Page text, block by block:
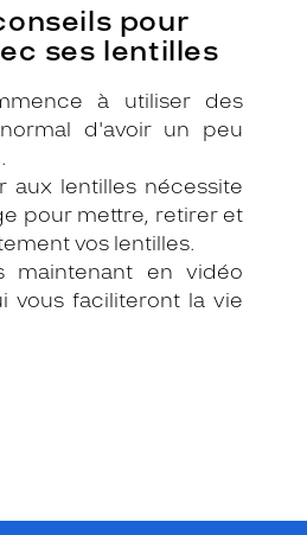
pour
ses lentilles
à utiliser des
d'avoir un peu
aux lentilles nécessite
pour mettre, retirer et
vos lentilles.
maintenant en vidéo
vous faciliteront la vie